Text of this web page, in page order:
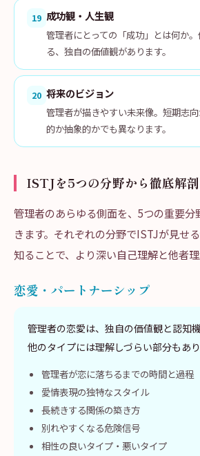
19 成功観・人生観
管理者にとっての「成功」とは何か
る、独自の価値観があります。
20 将来のビジョン
管理者が描きやすい未来像。短期志
的か抽象的かでも異なります。
ISTJを5つの分野から徹底解剖
管理者のあらゆる側面を、5つの重要分
きます。それぞれの分野でISTJが見せ
知ることで、より深い自己理解と他者理
恋愛・パートナーシップ
管理者の恋愛は、独自の価値観と認知
他のタイプには理解しづらい部分もあり
管理者が恋に落ちるまでの時間と過程
愛情表現の独特なスタイル
長続きする関係の築き方
別れやすくなる危険信号
相性の良いタイプ・悪いタイプ